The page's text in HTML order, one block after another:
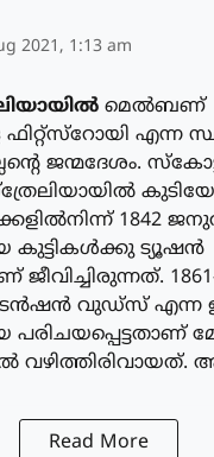
2021, 1:13 am
മെല്‍ബണ്
ഫിറ്റ്‌സ്‌റോയി എന്ന
ജന്മദേശം.
1842
കുട്ടികള്‍ക്കു ട്യൂഷന്‍
വുഡ്‌സ് എന്ന
പരിചയപ്പെട്ടതാണ്
വഴിത്തിരിവായത്.
Read More